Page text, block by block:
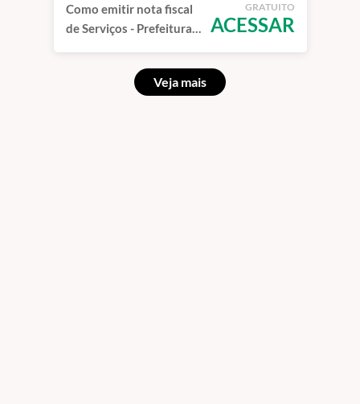
Como emitir nota fiscal
de Serviços - Prefeitura
GRATUITO
ACESSAR
Veja mais